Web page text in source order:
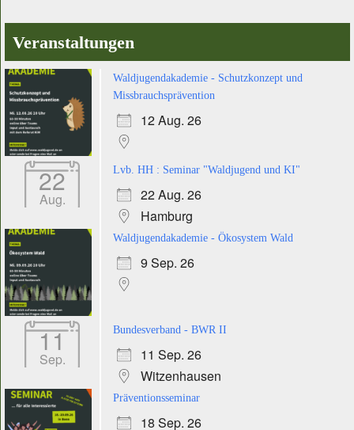
Veranstaltungen
Waldjugendakademie - Schutzkonzept und
Missbrauchsprävention
12 Aug. 26
22
Aug.
Lvb. HH : Seminar "Waldjugend und KI"
22 Aug. 26
Hamburg
Waldjugendakademie - Ökosystem Wald
9 Sep. 26
11
Sep.
Bundesverband - BWR II
11 Sep. 26
Witzenhausen
Präventionsseminar
18 Sep. 26